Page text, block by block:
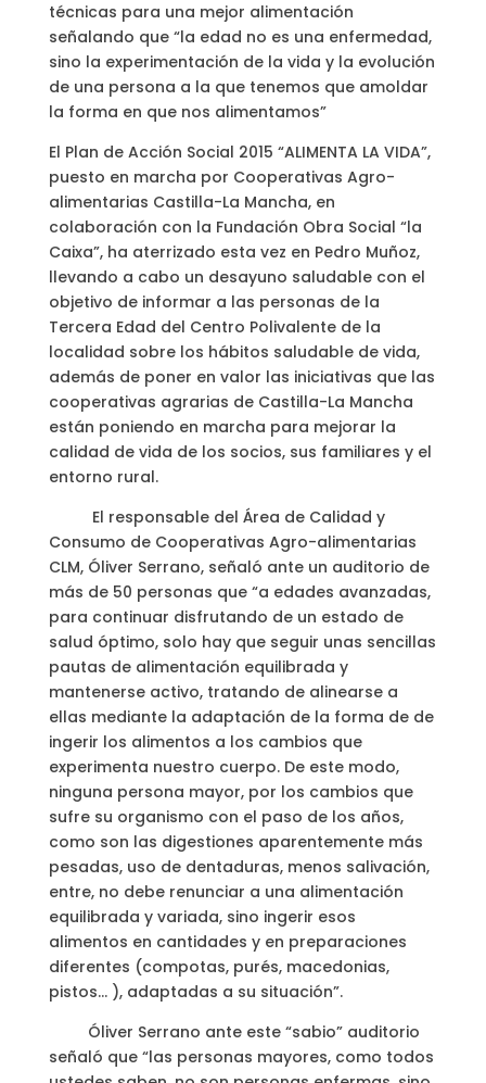
técnicas para una mejor alimentación
señalando que “la edad no es una enfermedad,
sino la experimentación de la vida y la evolución
de una persona a la que tenemos que amoldar
la forma en que nos alimentamos”
El Plan de Acción Social 2015 “ALIMENTA LA VIDA”,
puesto en marcha por Cooperativas Agro-
alimentarias Castilla-La Mancha, en
colaboración con la Fundación Obra Social “la
Caixa”, ha aterrizado esta vez en Pedro Muñoz,
llevando a cabo un desayuno saludable con el
objetivo de informar a las personas de la
Tercera Edad del Centro Polivalente de la
localidad sobre los hábitos saludable de vida,
además de poner en valor las iniciativas que las
cooperativas agrarias de Castilla-La Mancha
están poniendo en marcha para mejorar la
calidad de vida de los socios, sus familiares y el
entorno rural.
El responsable del Área de Calidad y
Consumo de Cooperativas Agro-alimentarias
CLM, Óliver Serrano, señaló ante un auditorio de
más de 50 personas que “a edades avanzadas,
para continuar disfrutando de un estado de
salud óptimo, solo hay que seguir unas sencillas
pautas de alimentación equilibrada y
mantenerse activo, tratando de alinearse a
ellas mediante la adaptación de la forma de de
ingerir los alimentos a los cambios que
experimenta nuestro cuerpo. De este modo,
ninguna persona mayor, por los cambios que
sufre su organismo con el paso de los años,
como son las digestiones aparentemente más
pesadas, uso de dentaduras, menos salivación,
entre, no debe renunciar a una alimentación
equilibrada y variada, sino ingerir esos
alimentos en cantidades y en preparaciones
diferentes (compotas, purés, macedonias,
pistos… ), adaptadas a su situación”.
Óliver Serrano ante este “sabio” auditorio
señaló que “las personas mayores, como todos